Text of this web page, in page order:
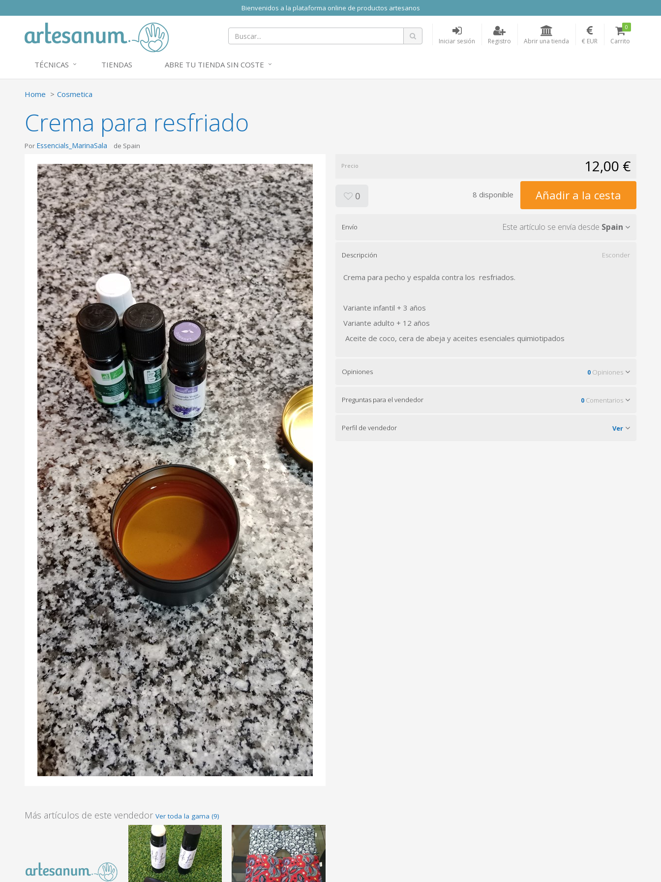
Bienvenidos a la plataforma online de productos artesanos
Iniciar sesión Registro Abrir una tienda € EUR Carrito
0
TÉCNICAS TIENDAS ABRE TU TIENDA SIN COSTE
Home Cosmetica
Crema para resfriado
Por Essencials_MarinaSala de Spain
Más artículos de este vendedor Ver toda la gama (9)
Precio 12,00 €
0 8 disponible Añadir a la cesta
Envío Este artículo se envía desde Spain
Descripción Esconder
Crema para pecho y espalda contra los resfriados.
Variante infantil + 3 años
Variante adulto + 12 años
Aceite de coco, cera de abeja y aceites esenciales quimiotipados
Opiniones 0 Opiniones
Preguntas para el vendedor 0 Comentarios
Perfil de vendedor Ver